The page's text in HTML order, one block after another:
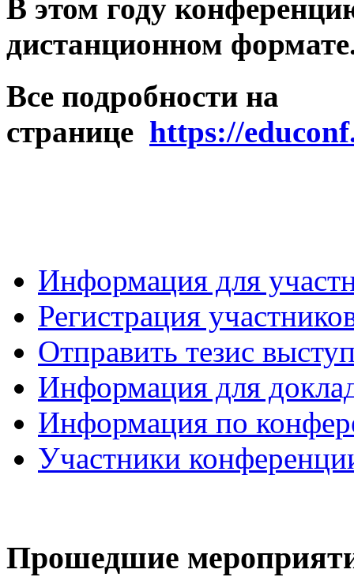
В этом году
дистанционном
Все подробности на
странице https://
Информация для
Регистрация
Отправить тезис
Информация для
Информация по
Участники
Прошедшие